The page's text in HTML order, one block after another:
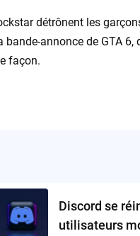
détrônent les
annonce de GTA 6,
façon.
Discord se
utilisateurs